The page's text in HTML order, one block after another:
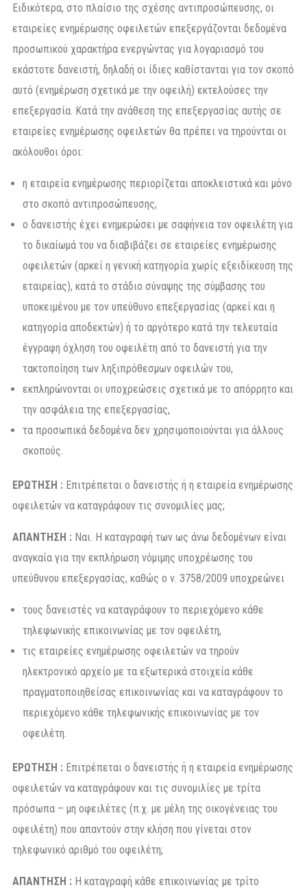
Ειδικότερα, στο πλαίσιο της σχέσης αντιπροσώπευσης, οι
εταιρείες ενημέρωσης οφειλετών επεξεργάζονται δεδομένα
προσωπικού χαρακτήρα ενεργώντας για λογαριασμό του
εκάστοτε δανειστή, δηλαδή οι ίδιες καθίστανται για τον σκοπό
αυτό (ενημέρωση σχετικά με την οφειλή) εκτελούσες την
επεξεργασία. Κατά την ανάθεση της επεξεργασίας αυτής σε
εταιρείες ενημέρωσης οφειλετών θα πρέπει να τηρούνται οι
ακόλουθοι όροι:
η εταιρεία ενημέρωσης περιορίζεται αποκλειστικά και μόνο
στο σκοπό αντιπροσώπευσης,
ο δανειστής έχει ενημερώσει με σαφήνεια τον οφειλέτη για
το δικαίωμά του να διαβιβάζει σε εταιρείες ενημέρωσης
οφειλετών (αρκεί η γενική κατηγορία χωρίς εξειδίκευση της
εταιρείας), κατά το στάδιο σύναψης της σύμβασης του
υποκειμένου με τον υπεύθυνο επεξεργασίας (αρκεί και η
κατηγορία αποδεκτών) ή το αργότερο κατά την τελευταία
έγγραφη όχληση του οφειλέτη από το δανειστή για την
τακτοποίηση των ληξιπρόθεσμων οφειλών του,
εκπληρώνονται οι υποχρεώσεις σχετικά με το απόρρητο και
την ασφάλεια της επεξεργασίας,
τα προσωπικά δεδομένα δεν χρησιμοποιούνται για άλλους
σκοπούς.
ΕΡΩΤΗΣΗ : Επιτρέπεται ο δανειστής ή η εταιρεία ενημέρωσης
οφειλετών να καταγράφουν τις συνομιλίες μας;
ΑΠΑΝΤΗΣΗ : Ναι. Η καταγραφή των ως άνω δεδομένων είναι
αναγκαία για την εκπλήρωση νόμιμης υποχρέωσης του
υπεύθυνου επεξεργασίας, καθώς ο ν. 3758/2009 υποχρεώνει
τους δανειστές να καταγράφουν το περιεχόμενο κάθε
τηλεφωνικής επικοινωνίας με τον οφειλέτη,
τις εταιρείες ενημέρωσης οφειλετών να τηρούν
ηλεκτρονικό αρχείο με τα εξωτερικά στοιχεία κάθε
πραγματοποιηθείσας επικοινωνίας και να καταγράφουν το
περιεχόμενο κάθε τηλεφωνικής επικοινωνίας με τον
οφειλέτη.
ΕΡΩΤΗΣΗ : Επιτρέπεται ο δανειστής ή η εταιρεία ενημέρωσης
οφειλετών να καταγράφουν και τις συνομιλίες με τρίτα
πρόσωπα – μη οφειλέτες (π.χ. με μέλη της οικογένειας του
οφειλέτη) που απαντούν στην κλήση που γίνεται στον
τηλεφωνικό αριθμό του οφειλέτη;
ΑΠΑΝΤΗΣΗ : Η καταγραφή κάθε επικοινωνίας με τρίτο